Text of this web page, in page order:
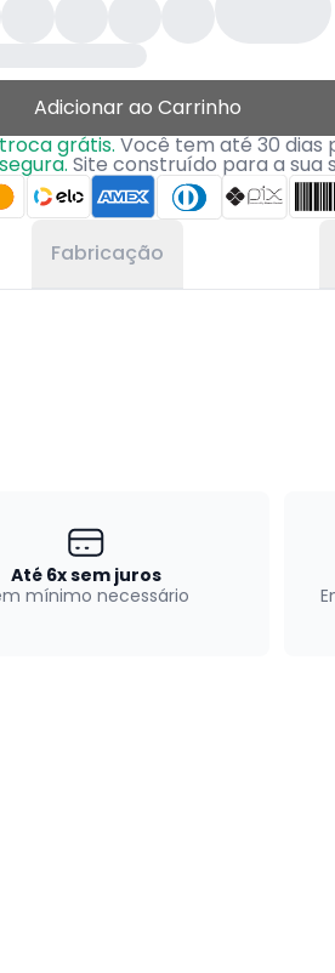
Adicionar ao Carrinho
grátis.Você tem até 30 dias
Site construído para a sua
Fabricação
Até 6x sem juros
mínimo necessário